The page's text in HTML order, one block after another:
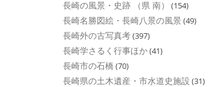
長崎の風景・史跡 （県 南） (154)
長崎名勝図絵・長崎八景の風景 (49)
長崎外の古写真考(397)
長崎学さるく行事ほか(41)
長崎市の石橋 (70)
長崎県の土木遺産・市水道史施設 (31)